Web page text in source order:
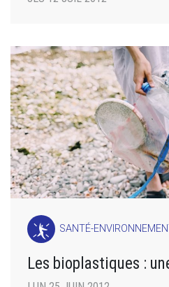
SANTÉ-
Les bioplastiques :